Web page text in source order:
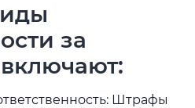
за
Штрафы